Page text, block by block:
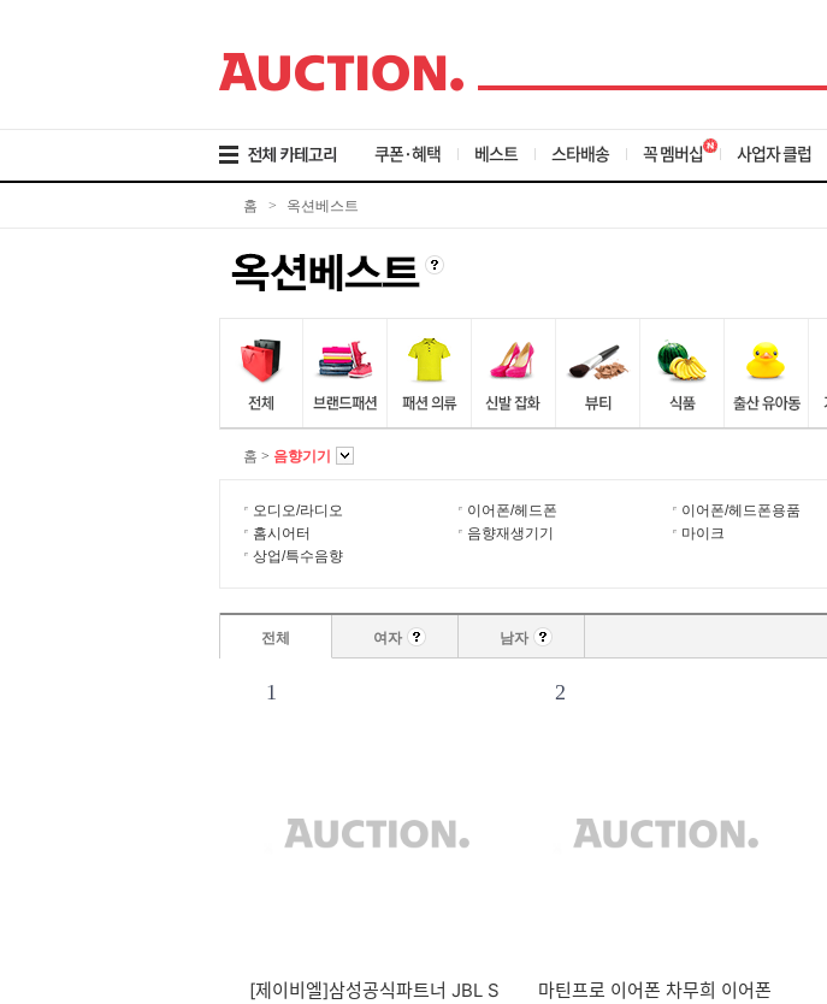
로
가
로
가
로
가
쿠폰·혜택 베스트 스타배송 꼭 멤버십 사업자 클럽
홈 > 옥션베스트
홈 > 음향기기
오디오/라디오 이어폰/헤드폰 이어폰/헤드폰용품
홈시어터
음향재생기기 마이크
상업/특수음향
전체 여자 남자
1
[제이비엘]삼성공식파트너 JBL S
2
마틴프로 이어폰 차무희 이어폰